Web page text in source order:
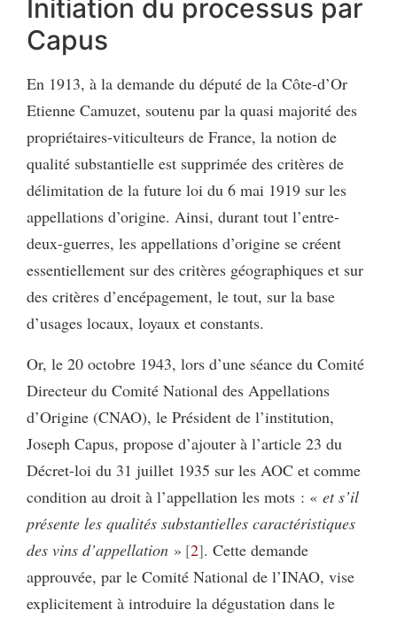
Initiation du processus par
Capus
En 1913, à la demande du député de la Côte-d’Or
Etienne Camuzet, soutenu par la quasi majorité des
propriétaires-viticulteurs de France, la notion de
qualité substantielle est supprimée des critères de
délimitation de la future loi du 6 mai 1919 sur les
appellations d’origine. Ainsi, durant tout l’entre-
deux-guerres, les appellations d’origine se créent
essentiellement sur des critères géographiques et sur
des critères d’encépagement, le tout, sur la base
d’usages locaux, loyaux et constants.
Or, le 20 octobre 1943, lors d’une séance du Comité
Directeur du Comité National des Appellations
d’Origine (CNAO), le Président de l’institution,
Joseph Capus, propose d’ajouter à l’article 23 du
Décret-loi du 31 juillet 1935 sur les AOC et comme
condition au droit à l’appellation les mots : « et s’il
présente les qualités substantielles caractéristiques
des vins d’appellation » 2 . Cette demande
approuvée, par le Comité National de l’INAO, vise
explicitement à introduire la dégustation dans le